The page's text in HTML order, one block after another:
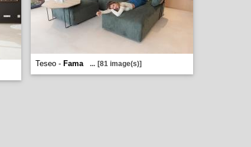
Teseo - Fama ... [81 image(s)]